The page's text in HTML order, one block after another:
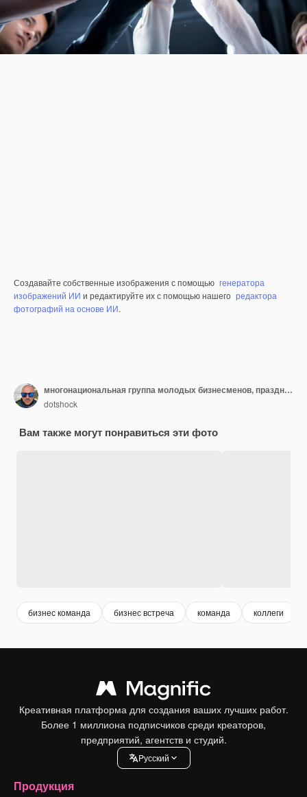
Создавайте собственные изображения с помощью генератора
изображений ИИ и редактируйте их с помощью нашего редактора
фотографий на основе ИИ.
многонациональная группа молодых бизнесменов, празднующих успех на своих рабочих местах в стартап-офисе успеха и победной концепции
dotshock
Вам также могут понравиться эти фото
бизнес команда бизнес встреча команда коллеги
Креативная платформа для создания ваших лучших работ.
Более 1 миллиона подписчиков среди креаторов,
предприятий, агентств и студий.
Pусский
Продукция